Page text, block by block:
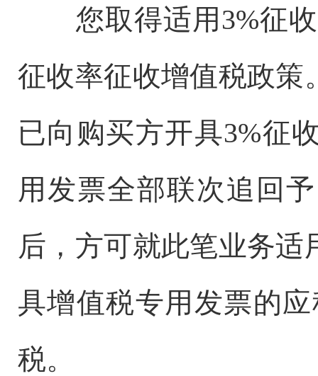
您取得适用3%征
征收率征收增值税政策
已向购买方开具3%征
用发票全部联次追回
后，方可就此笔业务
具增值税专用发票的
税。